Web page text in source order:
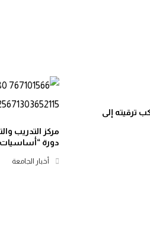
ترقيته إلى
مركز التدريب
دورة “أساسيات
أخبار الجامعة